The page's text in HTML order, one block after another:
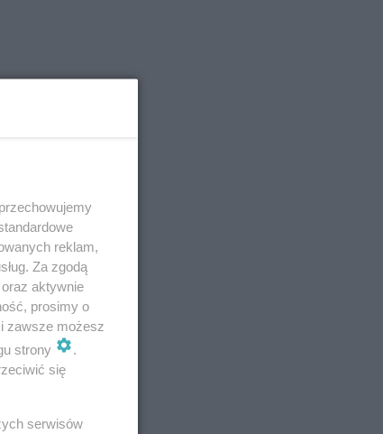
reklam,
Za zgodą
aktywnie
prosimy o
zawsze możesz
strony
.
się
serwisów